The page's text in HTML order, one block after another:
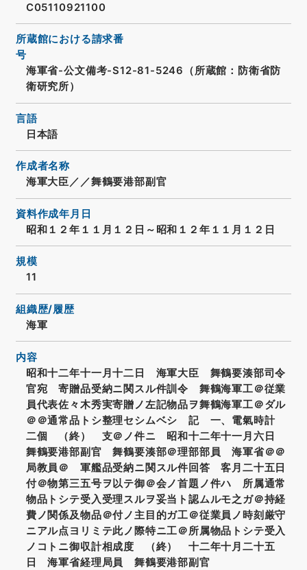
C05110921100
所蔵館における請求番
号
海軍省-公文備考-S12-81-5246（所蔵館：防衛省防
衛研究所）
言語
日本語
作成者名称
海軍大臣／／舞鶴要港部副官
資料作成年月日
昭和１２年１１月１２日～昭和１２年１１月１２日
規模
11
組織歴/履歴
海軍
内容
昭和十二年十一月十二日 海軍大臣 舞鶴要湊部司令
官宛 寄贈品受納ニ関スル件訓令 舞鶴海軍工＠従業
員代表佐々木秀実寄贈ノ左記物品ヲ舞鶴海軍工＠ダル
＠＠通常品トシ整理セシムベシ 記 一、電氣時計
二個 （終） 支＠ノ件ニ 昭和十二年十一月六日
舞鶴要港部副官 舞鶴要湊部＠理部部員 海軍省＠＠
局教員＠ 軍艦品受納ニ関スル件回答 客月二十五日
付＠物第三五号ヲ以テ御＠会ノ首題ノ件ハ 所属通常
物品トシテ受入受理スルヲ妥当ト認ムルモ之ガ＠持経
費ノ関係及物品＠付ノ主目的ガ工＠従業員ノ時刻厳守
ニアル点ヨリミテ此ノ際特ニ工＠所属物品トシテ受入
ノコトニ御収計相成度 （終） 十二年十月二十五
日 海軍省経理局員 舞鶴要港部副官